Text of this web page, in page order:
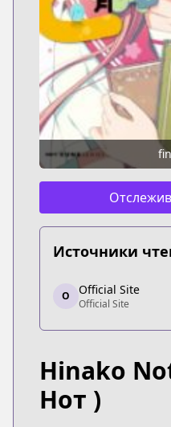
Источники
Official Site
Official Site
O Official Site
Official Site
Hinako
Нот )